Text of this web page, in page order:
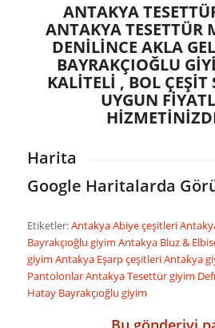
ANTAKYA
ANTAKYA TESETTÜR
DENİLİNCE AKLA
BAYRAKÇIOĞLU
KALİTELİ , BOL ÇEŞİT
UYGUN
Harita
Google Haritalarda
Etiketler:Antakya Abiye çeşitleri
Bayrakçıoğlu giyim Antakya Bluz &
giyim Antakya Eşarp çeşitleriAntakya
PantolonlarAntakya Tesettür giyim
Hatay Bayrakçıoğlu giyim